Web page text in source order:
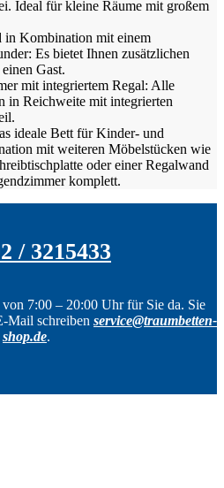
Ideal für kleine Räume mit großem
in Kombination mit einem
Es bietet Ihnen zusätzlichen
Gast.
mit integriertem Regal: Alle
in Reichweite mit integrierten
ideale Bett für Kinder- und
mit weiteren Möbelstücken wie
oder einer Regalwand
komplett.
/ 3215433
7:00 – 20:00 Uhr für Sie da. Sie
Mail schreiben service@traumbetten-
shop.de.